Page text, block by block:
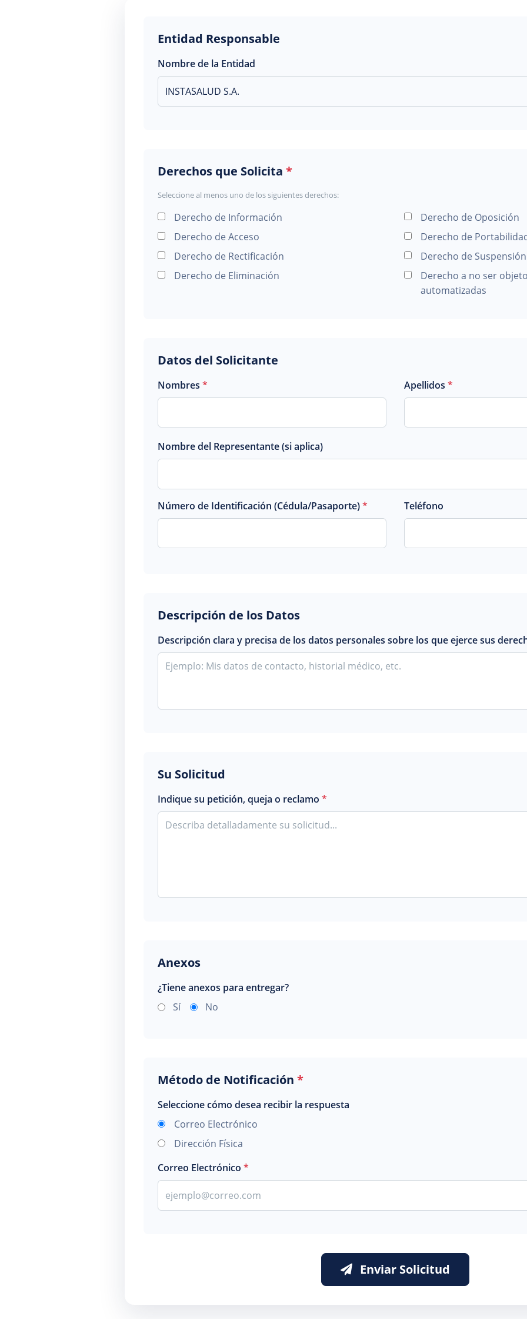
Entidad Responsable
Nombre de la Entidad
Derechos que Solicita *
Seleccione al menos uno de los siguientes derechos:
Derecho de Información
Derecho de Acceso
Derecho de Rectificación
Derecho de Eliminación
Derecho de Oposición
Derecho de
Derecho de
Derecho a no ser
automatizadas
Datos del Solicitante
Nombres * Apellidos *
Nombre del Representante (si aplica)
Número de Identificación (Cédula/Pasaporte)* Teléfono
Descripción de los Datos
Descripción clara y precisa de los datos personales sobre los que ejerce sus
Su Solicitud
Indique su petición, queja o reclamo *
Anexos
¿Tiene anexos para entregar?
Sí
No
Método de Notificación *
Seleccione cómo desea recibir la respuesta
Correo Electrónico
Dirección Física
Correo Electrónico *
Enviar Solicitud